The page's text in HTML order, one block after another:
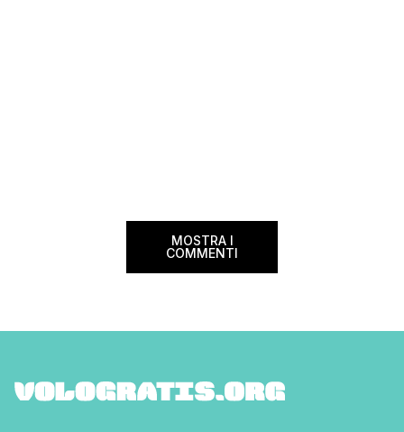
MOSTRA I
COMMENTI